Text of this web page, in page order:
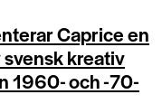
Caprice en
kreativ
1960- och -70-